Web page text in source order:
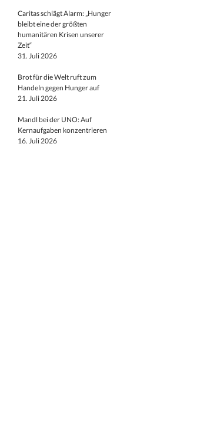
Caritas schlägt Alarm: „Hunger
bleibt eine der größten
humanitären Krisen unserer
Zeit“
31. Juli 2026
Brot für die Welt ruft zum
Handeln gegen Hunger auf
21. Juli 2026
Mandl bei der UNO: Auf
Kernaufgaben konzentrieren
16. Juli 2026